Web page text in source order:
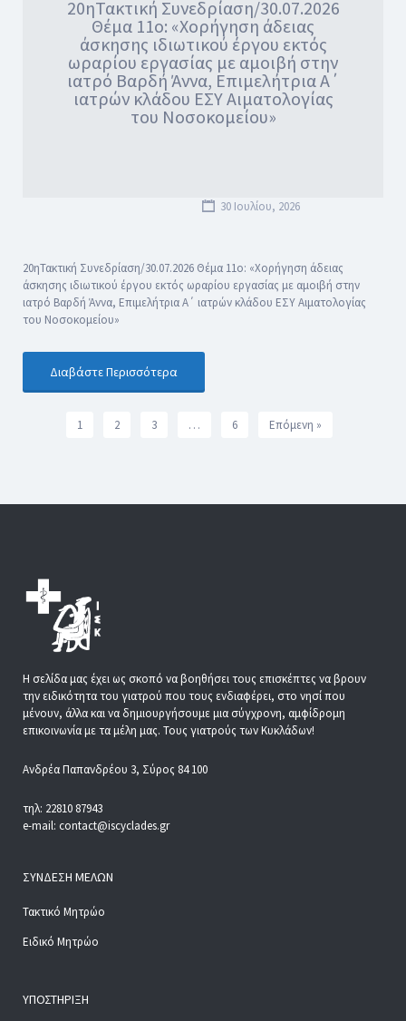
20ηΤακτική Συνεδρίαση/30.07.2026
Θέμα 11ο: «Χορήγηση άδειας
άσκησης ιδιωτικού έργου εκτός
ωραρίου εργασίας με αμοιβή στην
ιατρό Βαρδή Άννα, Επιμελήτρια Α΄
ιατρών κλάδου ΕΣΥ Αιματολογίας
του Νοσοκομείου»
30 Ιουλίου, 2026
20ηΤακτική Συνεδρίαση/30.07.2026 Θέμα 11ο: «Χορήγηση άδειας
άσκησης ιδιωτικού έργου εκτός ωραρίου εργασίας με αμοιβή στην
ιατρό Βαρδή Άννα, Επιμελήτρια Α΄ ιατρών κλάδου ΕΣΥ Αιματολογίας
του Νοσοκομείου»
Διαβάστε Περισσότερα
1 2 3 … 6 Επόμενη »
Η σελίδα μας έχει ως σκοπό να βοηθήσει τους επισκέπτες να βρουν
την ειδικότητα του γιατρού που τους ενδιαφέρει, στο νησί που
μένουν, άλλα και να δημιουργήσουμε μια σύγχρονη, αμφίδρομη
επικοινωνία με τα μέλη μας. Τους γιατρούς των Κυκλάδων!
Ανδρέα Παπανδρέου 3, Σύρος 84 100
τηλ: 22810 87943
e-mail: contact@iscyclades.gr
ΣΎΝΔΕΣΗ ΜΕΛΏΝ
Τακτικό Μητρώο
Ειδικό Μητρώο
ΥΠΟΣΤΉΡΙΞΗ